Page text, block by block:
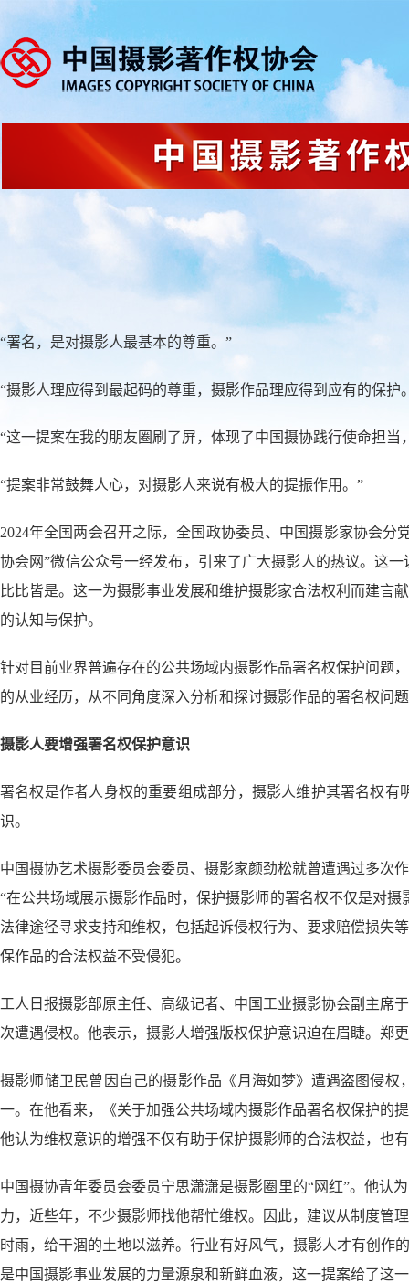
“署名，是对摄影人最基本的尊重。”
“摄影人理应得到最起码的尊重，摄影作品理应得到应有的保护
“这一提案在我的朋友圈刷了屏，体现了中国摄协践行使命担
“提案非常鼓舞人心，对摄影人来说有极大的提振作用。”
2024年全国两会召开之际，全国政协委员、中国摄影家协会
协会网”微信公众号一经发布，引来了广大摄影人的热议。这
比比皆是。这一为摄影事业发展和维护摄影家合法权利而建言
的认知与保护。
针对目前业界普遍存在的公共场域内摄影作品署名权保护问题
的从业经历，从不同角度深入分析和探讨摄影作品的署名权问
摄影人要增强署名权保护意识
署名权是作者人身权的重要组成部分，摄影人维护其署名权
识。
中国摄协艺术摄影委员会委员、摄影家颜劲松就曾遭遇过多次
“在公共场域展示摄影作品时，保护摄影师的署名权不仅是对
法律途径寻求支持和维权，包括起诉侵权行为、要求赔偿损失
保作品的合法权益不受侵犯。
工人日报摄影部原主任、高级记者、中国工业摄影协会副主席
次遭遇侵权。他表示，摄影人增强版权保护意识迫在眉睫。郑
摄影师储卫民曾因自己的摄影作品《月海如梦》遭遇盗图侵
一。在他看来，《关于加强公共场域内摄影作品署名权保护的
他认为维权意识的增强不仅有助于保护摄影师的合法权益，也
中国摄协青年委员会委员宁思潇潇是摄影圈里的“网红”。他认
力，近些年，不少摄影师找他帮忙维权。因此，建议从制度管
时雨，给干涸的土地以滋养。行业有好风气，摄影人才有创作
是中国摄影事业发展的力量源泉和新鲜血液，这一提案给了这